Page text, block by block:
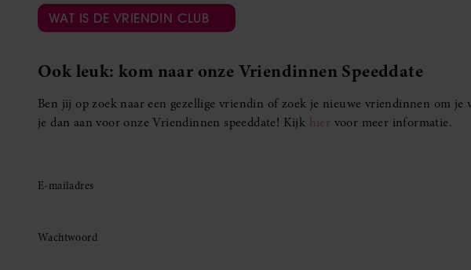
WAT IS DE VRIENDIN CLUB
Ook leuk: kom naar onze Vriendinnen Speeddate
Ben jij op zoek naar een gezellige vriendin of zoek je nieuwe vriendinnen om
je dan aan voor onze Vriendinnen speeddate! Kijk hier voor meer informatie.
E-mailadres
Wachtwoord